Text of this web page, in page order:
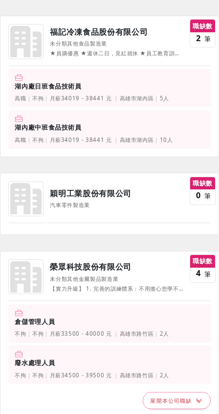
福記冷凍食品股份有限公司
未分類其他食品製造業
★員購優惠 ★週休二日，見紅就休 ★員工教育訓練，良好升遷制度 ◆獎金類：三節禮金、績效獎金、員工生日禮金、年終獎金、端午/中秋節金、公司禮品、部門團體獎金、留任獎金 ◆娛樂類：國內旅遊/員工尾牙(視營運狀況) ◆補助類：員工每年免費體檢/結婚禮金/生育補助/員工進修補助等
職缺數
2 筆
湖內廠日班食品技術員
高職 不拘 月薪34019 - 38441 元 高雄市湖內區 5人
湖內廠中班食品技術員
高職 不拘 月薪34019 - 38441 元 高雄市湖內區 10人
穎明工業股份有限公司
汽車零件製造業
職缺數
0 筆
榮眾科技股份有限公司
未分類其他金屬製品製造業
【實力升級】 1. 完善的訓練體系：不用擔心您學不會，只怕您不願意學，一起加油！ 2. 新人職前訓練、職場導師制度、在職員工教育訓練、專業執照培訓、多元化實體課程(專業/品質/通識/管理)、開放的升遷制度。(公司支付專業課程培訓費用者，依情況延長服務期限。) <<教育訓練、三節獎金、績效獎金、年終、育兒津貼、生日禮金、尾牙>> 《部份福利、待遇因職務、職等、職種有所不同，並隨公司營運方針有所調整，詳情請於面試時詢問，並以面試為主》 【薪滿意足】 1. 依過去3年各項獎金加總後平均年薪達19~25個月。(依職缺而定) 2. 2025年1月平均調薪為3.5%：近三年全員平均調薪3%，2025年1月平均調薪為3.5%(依工作績效表現而定) 3. 包含優渥年終獎金、激勵獎金、每月優秀員工獎勵金、輪班津貼、員工生日禮金、三節獎金、禮品、調薪制度、久任獎金。 【非常給利】 1. 餐飲福利：免費供餐(午餐、加班餐)、中/夜班另有餐費補助；不定期下午茶。 2. 設備福利：員工制服、哺乳室、特約合作托兒中心、特約商店。配發公務手機(特定職務)、健身房(路竹廠)。 3. 補助福利：育兒津貼、員工結婚補助、員工結婚禮金及眷屬奠儀、喪葬補助。 4. 活動福利：尾牙、家庭日。
職缺數
4 筆
倉儲管理人員
不拘 不拘 月薪33500 - 40000 元 高雄市路竹區 2人
廢水處理人員
不拘 不拘 月薪34500 - 39500 元 高雄市路竹區 2人
展開本公司職缺